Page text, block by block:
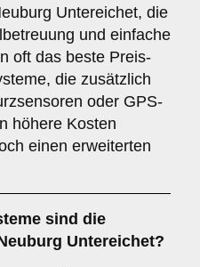
Untereichet, die
und einfache
oft das beste Preis-
die zusätzlich
oder GPS-
höhere Kosten
einen erweiterten
sind die
Untereichet?